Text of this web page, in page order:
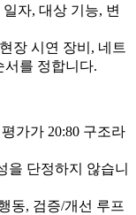
자, 대상 기능, 변
장 시연 장비, 네트
서를 정합니다.
가가 20:80 구조라
을 단정하지 않습니
동, 검증/개선 루프